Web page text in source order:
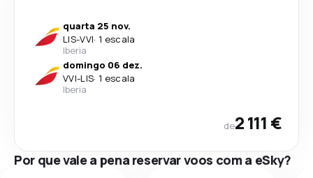
quarta 25 nov.
LIS-VVI· 1 escala
Iberia
domingo 06 dez.
VVI-LIS· 1 escala
Iberia
de2 111 €
Por que vale a pena reservar voos com a eSky?